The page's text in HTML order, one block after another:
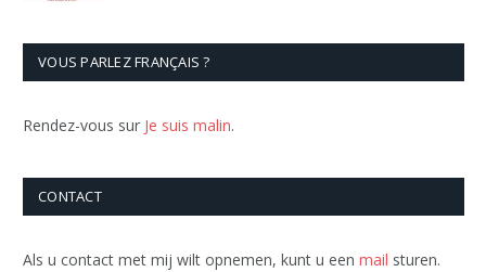
VOUS PARLEZ FRANÇAIS ?
Rendez-vous sur Je suis malin.
CONTACT
Als u contact met mij wilt opnemen, kunt u een mail sturen.